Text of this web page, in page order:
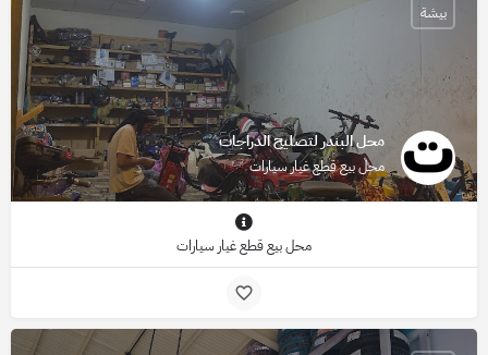
محل البندر لتصليح الدراجات
محل بيع قطع غيار سيارات
بيشة
محل بيع قطع غيار سيارات